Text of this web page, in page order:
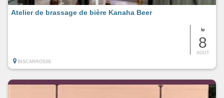
le
8
AOUT
Atelier de brassage de bière Kanaha Beer
BISCARROSSE